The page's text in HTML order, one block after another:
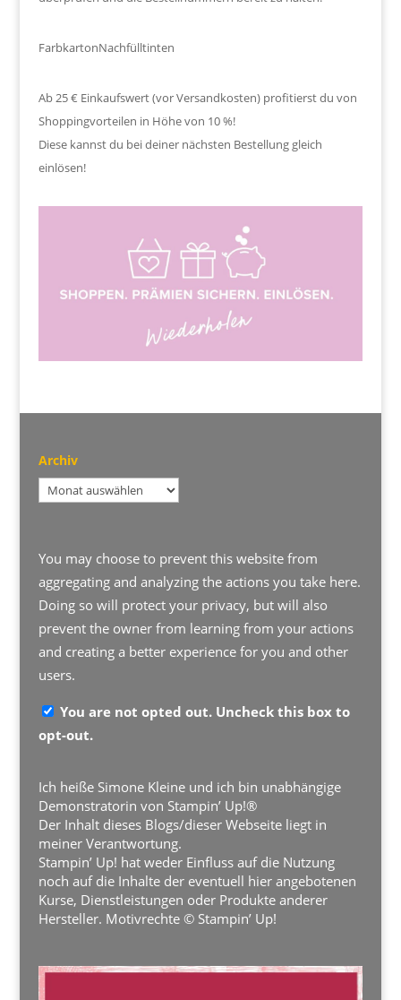
FarbkartonNachfülltinten
Ab 25 € Einkaufswert (vor Versandkosten) profitierst du von
Shoppingvorteilen in Höhe von 10 %!
Diese kannst du bei deiner nächsten Bestellung gleich
einlösen!
Archiv
Archiv
You may choose to prevent this website from
aggregating and analyzing the actions you take here.
Doing so will protect your privacy, but will also
prevent the owner from learning from your actions
and creating a better experience for you and other
users.
You are not opted out. Uncheck this box to
opt-out.
Ich heiße Simone Kleine und ich bin unabhängige
Demonstratorin von Stampin’ Up!®
Der Inhalt dieses Blogs/dieser Webseite liegt in
meiner Verantwortung.
Stampin’ Up! hat weder Einfluss auf die Nutzung
noch auf die Inhalte der eventuell hier angebotenen
Kurse, Dienstleistungen oder Produkte anderer
Hersteller. Motivrechte © Stampin’ Up!